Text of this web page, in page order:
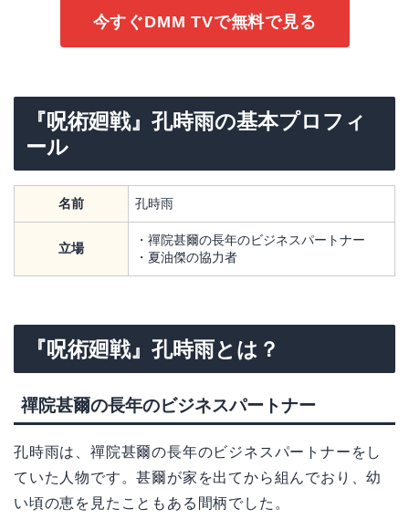
今すぐDMM TVで無料で見る
『呪術廻戦』孔時雨の基本プロフィ
ール
名前 孔時雨
立場
・禪院甚爾の長年のビジネスパートナー
・夏油傑の協力者
『呪術廻戦』孔時雨とは？
禪院甚爾の長年のビジネスパートナー
孔時雨は、禪院甚爾の長年のビジネスパートナーをし
ていた人物です。甚爾が家を出てから組んでおり、幼
い頃の恵を見たこともある間柄でした。